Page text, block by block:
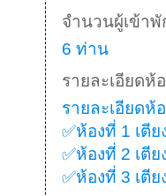
จำนวนผู้เข้าพั
6 ท่าน
รายละเอียดห้
รายละเอียดห้
✅ห้องที่ 1 เตี
✅ห้องที่ 2 เตี
✅ห้องที่ 3 เตี